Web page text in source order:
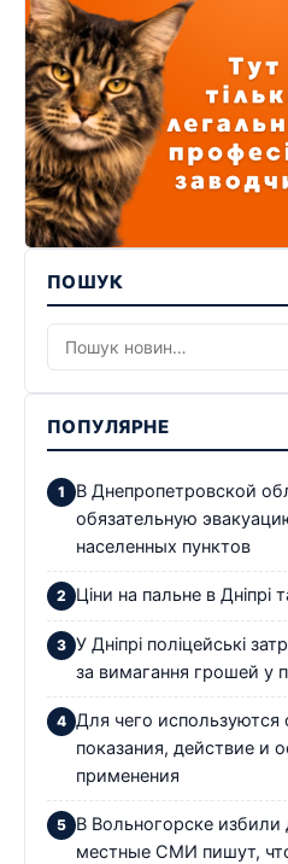
ПОШУК
ПОПУЛЯРНЕ
В Днепропетровской
обязательную
населенных пунктов
Ціни на пальне в Дніпрі
У Дніпрі поліцейські
за вимагання грошей у
Для чего используются
показания, действие и
применения
В Вольногорске
местные СМИ пишут,